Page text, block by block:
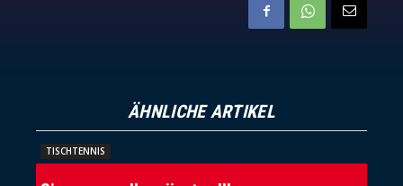
ÄHNLICHE ARTIKEL
TISCHTENNIS